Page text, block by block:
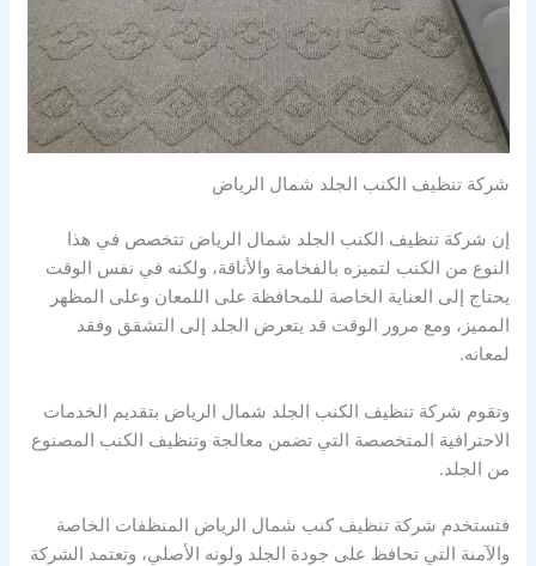
شركة تنظيف الكنب الجلد شمال الرياض
إن شركة تنظيف الكنب الجلد شمال الرياض تتخصص في هذا
النوع من الكنب لتميزه بالفخامة والأناقة، ولكنه في نفس الوقت
يحتاج إلى العناية الخاصة للمحافظة على اللمعان وعلى المظهر
المميز، ومع مرور الوقت قد يتعرض الجلد إلى التشقق وفقد
لمعانه.
وتقوم شركة تنظيف الكنب الجلد شمال الرياض بتقديم الخدمات
الاحترافية المتخصصة التي تضمن معالجة وتنظيف الكنب المصنوع
من الجلد.
فتستخدم شركة تنظيف كنب شمال الرياض المنظفات الخاصة
والآمنة التي تحافظ على جودة الجلد ولونه الأصلي، وتعتمد الشركة